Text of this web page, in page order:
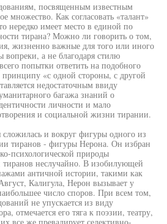
посвященным известным
множество. Как согласовать «талант»
нередко имеет место в единой по
тирана? Можно ли говорить о том,
жизненно важные для того или иного
а не благодаря стилю
попытки ответить на подобного
принципу «с одной стороны, с другой
недостаточным ввиду
багажа знаний о
личности и мало
и социальной жизни тирании.
и вокруг фигуры одного из
тиранов - фигуры Нерона. Он избран
психологической природы
неслучайно. В изобилующей
античной истории, такими как
Калигула, Нерон вызывает у
число споров. При всем том,
не упускается из виду
отмечается его тяга к поэзии, театру,